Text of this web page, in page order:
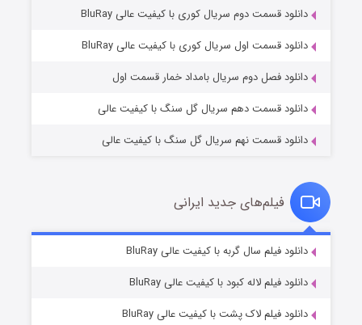
مردگان متحرک: شهر مرده ۳
قسمت۲ (زیرنویس) منتشر شد
قسمت۷ (زیرنویس) منتشر شد
دانلود قسمت دوم سریال کوری با کیفیت عالی BluRay
دانلود قسمت اول سریال کوری با کیفیت عالی BluRay
دانلود فصل دوم سریال بامداد خمار قسمت اول
دانلود قسمت دهم سریال گل سنگ با کیفیت عالی
دانلود قسمت نهم سریال گل سنگ با کیفیت عالی
فیلم‌های جدید ایرانی
دانلود فیلم سال گربه با کیفیت عالی BluRay
دانلود فیلم لاله کبود با کیفیت عالی BluRay
دانلود فیلم لاک پشت با کیفیت عالی BluRay